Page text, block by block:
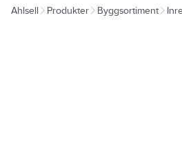
Ahlsell Produkter Byggsortiment